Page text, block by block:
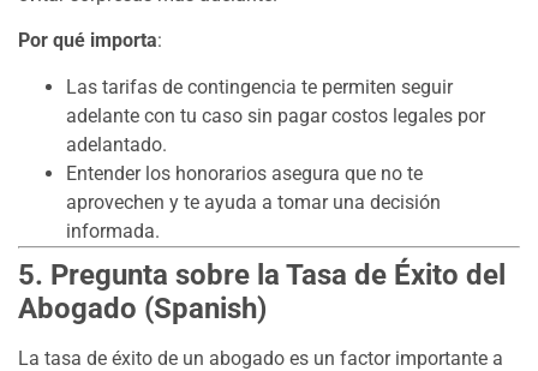
Por qué importa:
Las tarifas de contingencia te permiten seguir
adelante con tu caso sin pagar costos legales por
adelantado.
Entender los honorarios asegura que no te
aprovechen y te ayuda a tomar una decisión
informada.
5. Pregunta sobre la Tasa de Éxito del
Abogado (Spanish)
La tasa de éxito de un abogado es un factor importante a